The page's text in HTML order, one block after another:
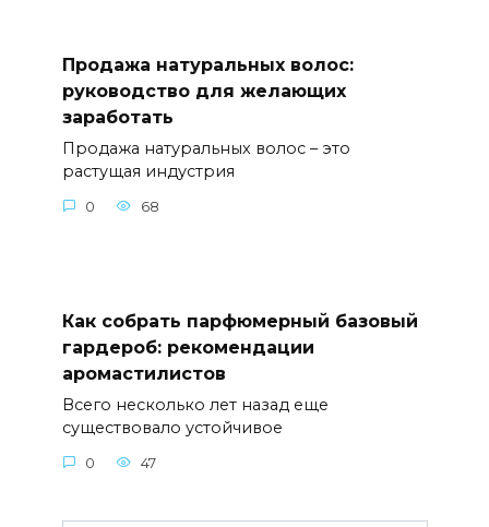
Продажа натуральных волос:
руководство для желающих
заработать
Продажа натуральных волос – это
растущая индустрия
0 68
Как собрать парфюмерный базовый
гардероб: рекомендации
аромастилистов
Всего несколько лет назад еще
существовало устойчивое
0 47